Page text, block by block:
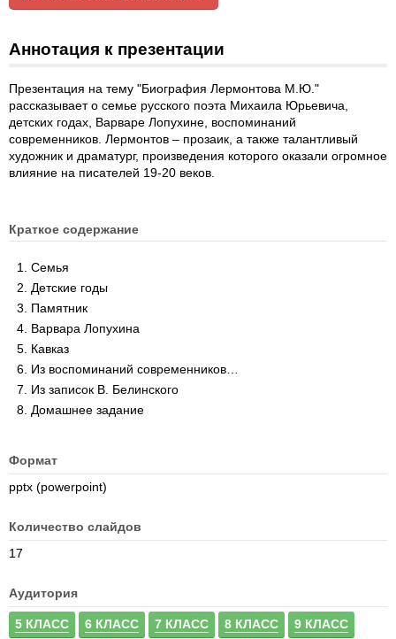
Аннотация к презентации
Презентация на тему "Биография Лермонтова М.Ю."
рассказывает о семье русского поэта Михаила Юрьевича,
детских годах, Варваре Лопухине, воспоминаний
современников. Лермонтов – прозаик, а также талантливый
художник и драматург, произведения которого оказали огромное
влияние на писателей 19-20 веков.
Краткое содержание
Семья
Детские годы
Памятник
Варвара Лопухина
Кавказ
Из воспоминаний современников…
Из записок В. Белинского
Домашнее задание
Формат
pptx (powerpoint)
Количество слайдов
17
Аудитория
5 КЛАСС 6 КЛАСС 7 КЛАСС 8 КЛАСС 9 КЛАСС